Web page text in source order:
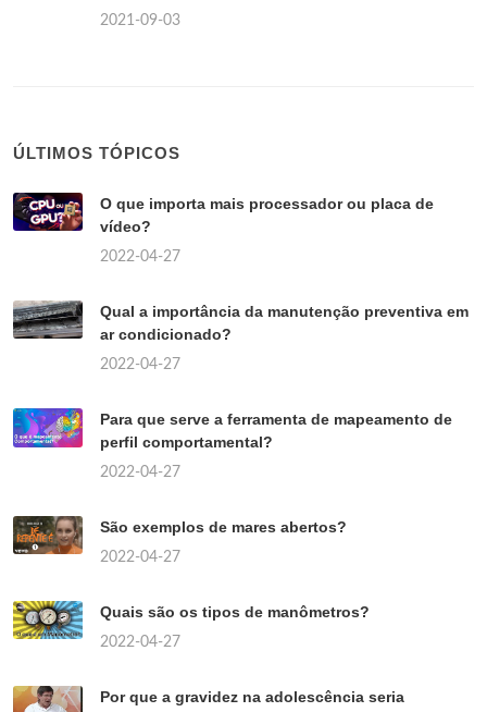
2021-09-03
ÚLTIMOS TÓPICOS
O que importa mais processador ou placa de
vídeo?
2022-04-27
Qual a importância da manutenção preventiva em
ar condicionado?
2022-04-27
Para que serve a ferramenta de mapeamento de
perfil comportamental?
2022-04-27
São exemplos de mares abertos?
2022-04-27
Quais são os tipos de manômetros?
2022-04-27
Por que a gravidez na adolescência seria